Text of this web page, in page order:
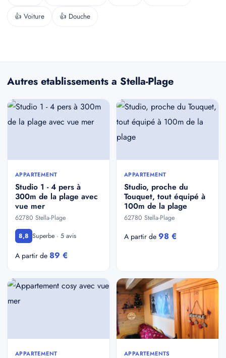
👍 Voiture 👍 Douche
Autres etablissements a Stella-Plage
APPARTEMENT
Studio 1 - 4 pers à
300m de la plage avec
vue mer
62780 Stella-Plage
8,8 Superbe · 5 avis
A partir de 89 €
APPARTEMENT
Studio, proche du
Touquet, tout équipé à
100m de la plage
62780 Stella-Plage
A partir de 98 €
APPARTEMENT APPARTEMENTS